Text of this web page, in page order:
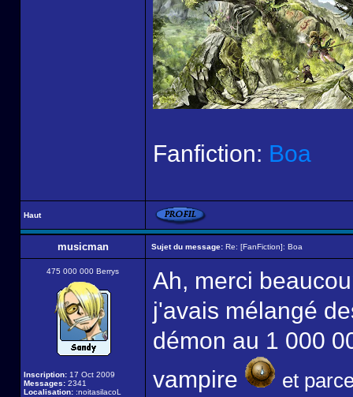
Fanfiction: Boa
Haut
musicman Sujet du message: Re: [FanFiction]: Boa
475 000 000 Berrys
Inscription: 17 Oct 2009
Messages: 2341
Localisation: :noitasilacoL
Ah, merci
j'avais mélangé
démon au 1 000
vampire
et